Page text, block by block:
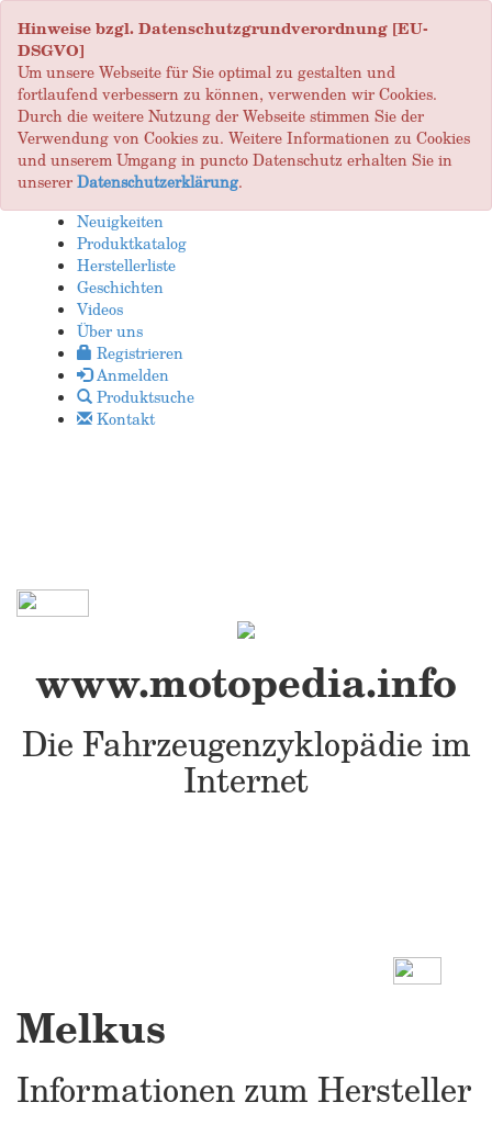
Hinweise bzgl. Datenschutzgrundverordnung [EU-
DSGVO]
Um unsere Webseite für Sie optimal zu gestalten und
fortlaufend verbessern zu können, verwenden wir Cookies.
Durch die weitere Nutzung der Webseite stimmen Sie der
Verwendung von Cookies zu. Weitere Informationen zu Cookies
und unserem Umgang in puncto Datenschutz erhalten Sie in
unsererDatenschutzerklärung.
Neuigkeiten
Produktkatalog
Herstellerliste
Geschichten
Videos
Über uns
Registrieren
Anmelden
Produktsuche
Kontakt
www.motopedia.info
Die Fahrzeugenzyklopädie im
Internet
Melkus
Informationen zum Hersteller